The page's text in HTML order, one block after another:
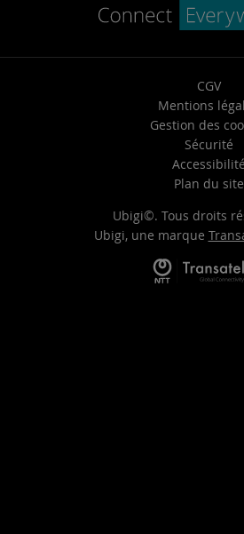
CGV
Mentions
Gestion des
Sécurité
Accessibilité
Plan du site
Ubigi©. Tous droits
Ubigi, une marque